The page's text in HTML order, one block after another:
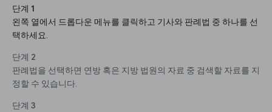
단계 1
왼쪽 열에서 드롭다운 메뉴를 클릭하고 기사와 판례법 중 하나를 선
택하세요.
단계 2
판례법을 선택하면 연방 혹은 지방 법원의 자료 중 검색할 자료를 지
정할 수 있습니다.
단계 3